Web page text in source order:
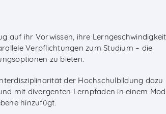
auf ihr Vorwissen, ihre Lerngeschwindigkeit
Verpflichtungen zum Studium – die
zu bieten.
der Hochschulbildung dazu
mit divergenten Lernpfaden in einem
hinzufügt.